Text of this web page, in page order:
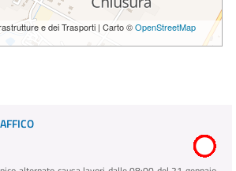
e dei Trasporti | Carto ©OpenStreetMap